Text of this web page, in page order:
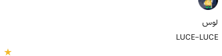
لوس
LUCE-LUCE